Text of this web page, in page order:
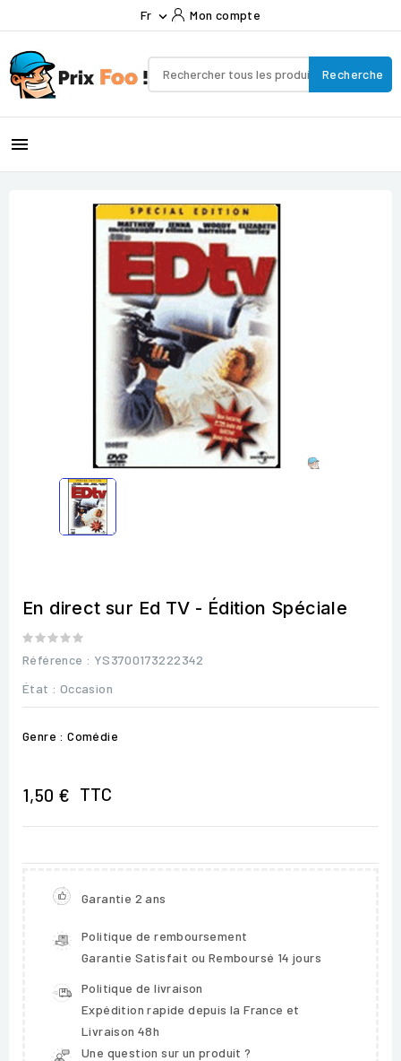
Fr  Mon compte
Recherche

En direct sur Ed TV - Édition Spéciale
Référence : YS3700173222342
État : Occasion
Genre : Comédie
1,50 € TTC
Garantie 2 ans
Politique de remboursement
Garantie Satisfait ou Remboursé 14 jours
Politique de livraison
Expédition rapide depuis la France et
Livraison 48h
Une question sur un produit ?